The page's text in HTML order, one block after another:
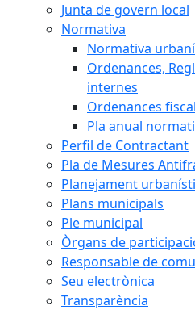
Junta de govern local
Normativa
Normativa
Ordenances,
internes
Ordenances
Pla anual
Perfil de Contractant
Pla de Mesures
Planejament
Plans municipals
Ple municipal
Òrgans de
Responsable de
Seu electrònica
Transparència